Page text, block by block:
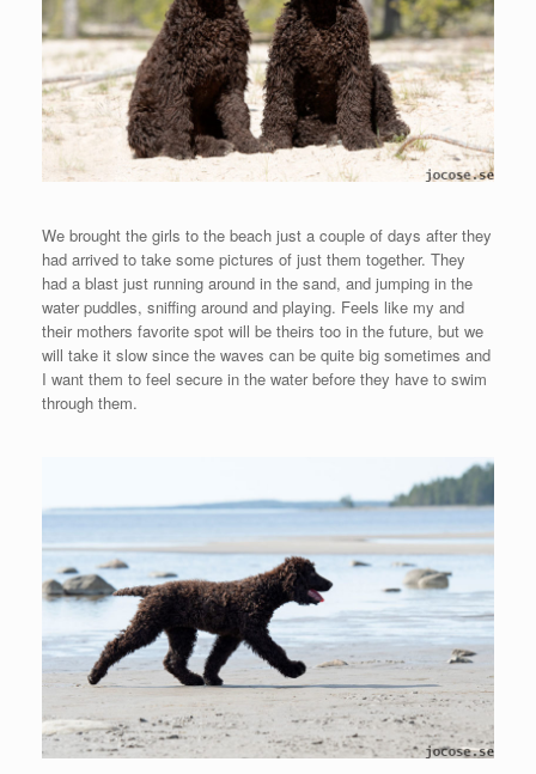
We brought the girls to the beach just a couple of days after they
had arrived to take some pictures of just them together. They
had a blast just running around in the sand, and jumping in the
water puddles, sniffing around and playing. Feels like my and
their mothers favorite spot will be theirs too in the future, but we
will take it slow since the waves can be quite big sometimes and
I want them to feel secure in the water before they have to swim
through them.